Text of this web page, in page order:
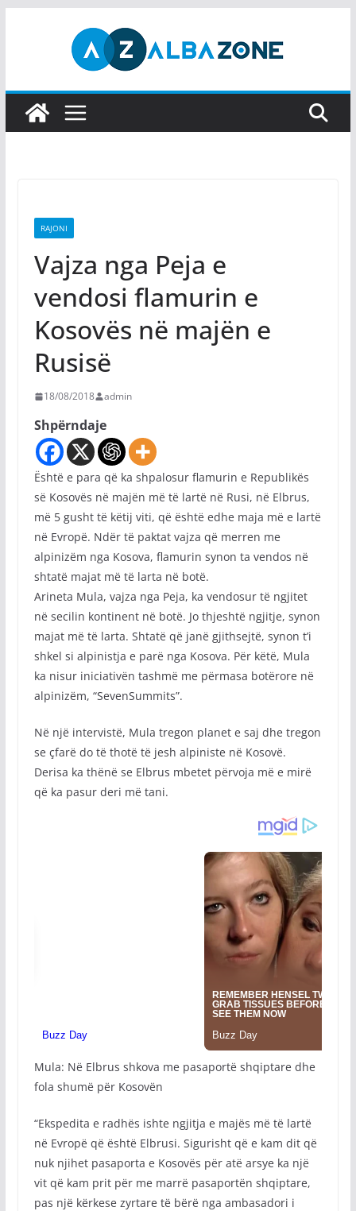
RAJONI
Vajza nga Peja e
vendosi flamurin e
Kosovës në majën e
Rusisë
18/08/2018 admin
Shpërndaje
Është e para që ka shpalosur flamurin e Republikës
së Kosovës në majën më të lartë në Rusi, në Elbrus,
më 5 gusht të këtij viti, që është edhe maja më e lartë
në Evropë. Ndër të paktat vajza që merren me
alpinizëm nga Kosova, flamurin synon ta vendos në
shtatë majat më të larta në botë.
Arineta Mula, vajza nga Peja, ka vendosur të ngjitet
në secilin kontinent në botë. Jo thjeshtë ngjitje, synon
majat më të larta. Shtatë që janë gjithsejtë, synon t’i
shkel si alpinistja e parë nga Kosova. Për këtë, Mula
ka nisur iniciativën tashmë me përmasa botërore në
alpinizëm, “SevenSummits”.
Në një intervistë, Mula tregon planet e saj dhe tregon
se çfarë do të thotë të jesh alpiniste në Kosovë.
Derisa ka thënë se Elbrus mbetet përvoja më e mirë
që ka pasur deri më tani.
Mula: Në Elbrus shkova me pasaportë shqiptare dhe
fola shumë për Kosovën
“Ekspedita e radhës ishte ngjitja e majës më të lartë
në Evropë që është Elbrusi. Sigurisht që e kam dit që
nuk njihet pasaporta e Kosovës për atë arsye ka një
vit që kam prit për me marrë pasaportën shqiptare,
pas një kërkese zyrtare të bërë nga ambasadori i